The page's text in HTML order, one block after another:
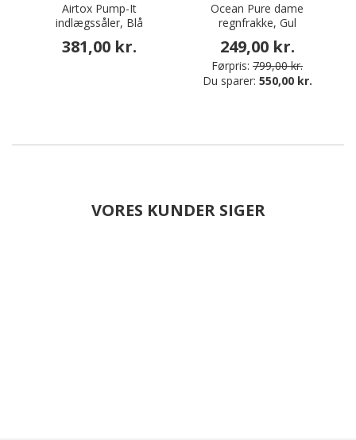
Airtox Pump-It
indlægssåler, Blå
381,00 kr.
Ocean Pure dame
regnfrakke, Gul
249,00 kr.
Førpris: 799,00 kr.
Du sparer: 550,00 kr.
VORES KUNDER SIGER